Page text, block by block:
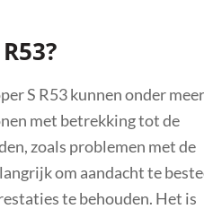
S R53 kunnen onder meer
met betrekking tot de
zoals problemen met de
om aandacht te
te behouden. Het is